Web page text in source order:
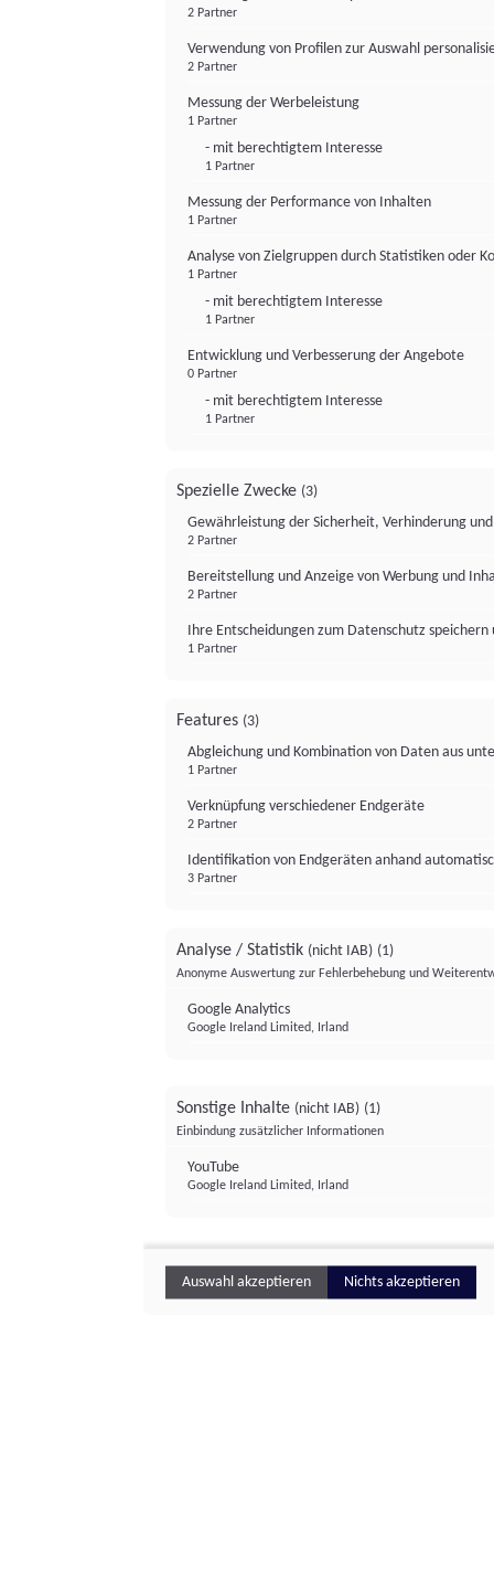
2 Partner
Verwendung von Profilen zur Auswahl
2 Partner
Messung der Werbeleistung
1 Partner
- mit berechtigtem Interesse
1 Partner
Messung der Performance von Inhalten
1 Partner
Analyse von Zielgruppen durch Statistiken oder
1 Partner
- mit berechtigtem Interesse
1 Partner
Entwicklung und Verbesserung der Angebote
0 Partner
- mit berechtigtem Interesse
1 Partner
Spezielle Zwecke (3)
Gewährleistung der Sicherheit, Verhinderung
2 Partner
Bereitstellung und Anzeige von Werbung und
2 Partner
Ihre Entscheidungen zum Datenschutz
1 Partner
Features (3)
Abgleichung und Kombination von Daten aus
1 Partner
Verknüpfung verschiedener Endgeräte
2 Partner
Identifikation von Endgeräten anhand
3 Partner
Analyse / Statistik (nicht IAB) (1)
Anonyme Auswertung zur Fehlerbehebung und
Google Analytics
Google Ireland Limited, Irland
Sonstige Inhalte (nicht IAB) (1)
Einbindung zusätzlicher Informationen
YouTube
Google Ireland Limited, Irland
Auswahl akzeptieren Nichts akzeptieren